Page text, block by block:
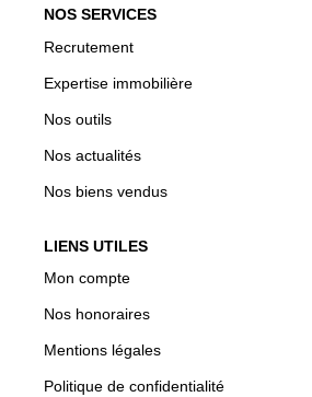
NOS SERVICES
Recrutement
Expertise immobilière
Nos outils
Nos actualités
Nos biens vendus
LIENS UTILES
Mon compte
Nos honoraires
Mentions légales
Politique de confidentialité